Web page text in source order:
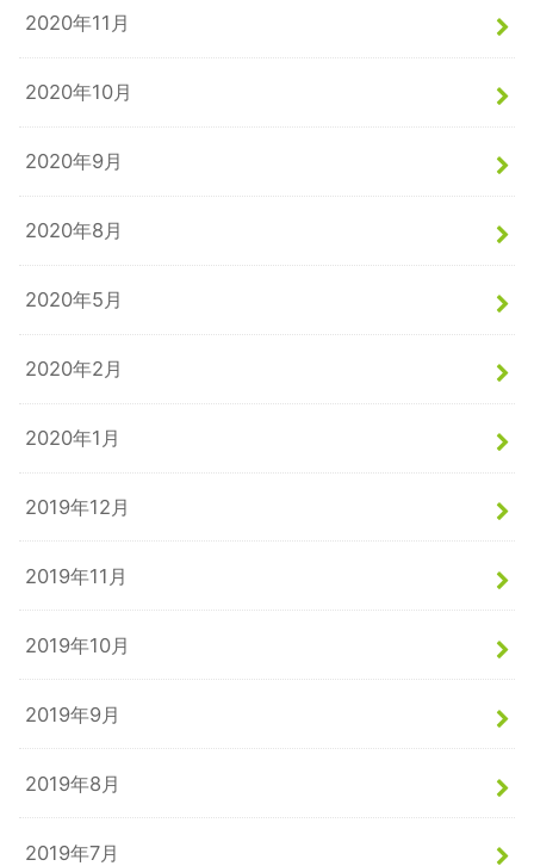
2020年11月
2020年10月
2020年9月
2020年8月
2020年5月
2020年2月
2020年1月
2019年12月
2019年11月
2019年10月
2019年9月
2019年8月
2019年7月